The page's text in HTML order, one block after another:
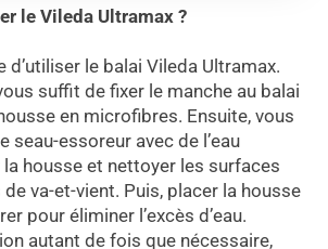
le Vileda Ultramax ?
le balai Vileda Ultramax.
suffit de fixer le manche au balai
en microfibres. Ensuite, vous
seau-essoreur avec de l’eau
housse et nettoyer les surfaces
va-et-vient. Puis, placer la housse
pour éliminer l’excès d’eau.
autant de fois que nécessaire,